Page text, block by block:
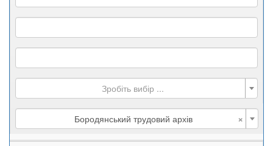
Зробіть вибір ...
×
Бородянський трудовий архів